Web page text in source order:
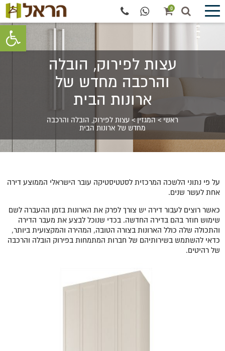
פתח
0
עצות לפירוק, הובלה
והרכבה מחדש של
ארונות הבית
ראשי>המגזין> עצות לפירוק, הובלה והרכבה
מחדש של ארונות הבית
על פי נתוני הלשכה המרכזית לסטטיסטיקה עובר הישראלי הממוצע דירה
אחת לעשר שנים.
כאשר רוצים לעבור דירה יש צורך לפרק את הארונות בזמן ההעברה לשם
שימוש חוזר בהם בדירה החדשה. בכדי שנוכל לבצע את מעבר הדירה
והתכולה שלה כולל הארונות בצורה הטובה, המהירה והמקצועית ביותר,
כדאי להשתמש בשירותיהם של חברות המתמחות בפירוק הובלה והרכבה
של רהיטים.